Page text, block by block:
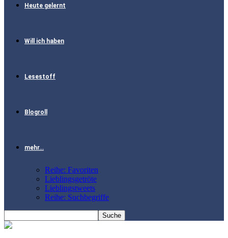
Heute gelernt
Will ich haben
Lesestoff
Blogroll
mehr…
Reihe: Favoriten
Lieblingsgetröte
Lieblingstweets
Reihe: Suchbegriffe